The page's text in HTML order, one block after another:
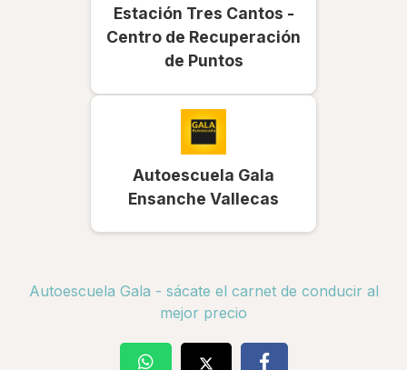
Estación Tres Cantos -
Centro de Recuperación
de Puntos
Autoescuela Gala
Ensanche Vallecas
Autoescuela Gala - sácate el carnet de conducir al
mejor precio